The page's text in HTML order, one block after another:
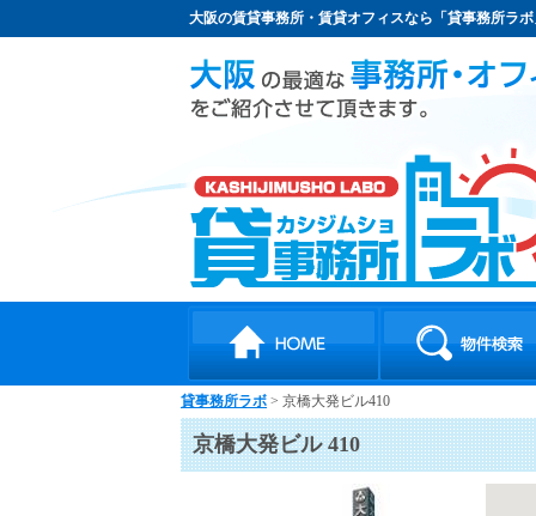
大阪の賃貸事務所・賃貸オフィスなら「貸事務所ラ
貸事務所ラボ > 京橋大発ビル410
京橋大発ビル 410